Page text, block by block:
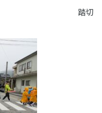
渡る児童 踏切